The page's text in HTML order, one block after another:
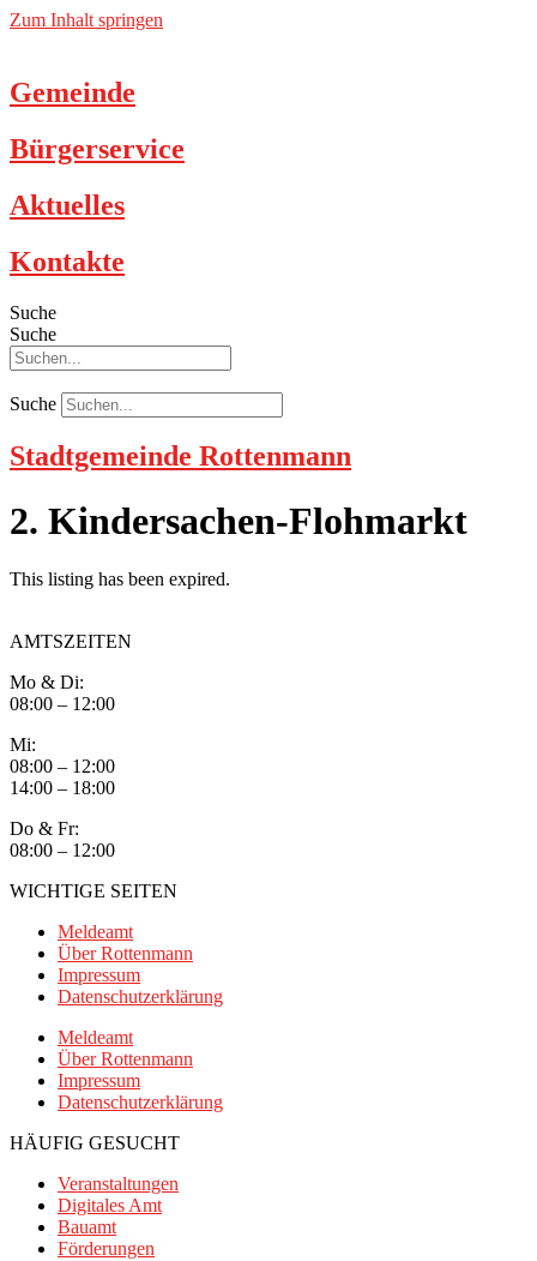
Zum Inhalt springen
Gemeinde
Bürgerservice
Aktuelles
Kontakte
Suche
Suche
Suche
Stadtgemeinde Rottenmann
2. Kindersachen-Flohmarkt
This listing has been expired.
AMTSZEITEN
Mo & Di:
08:00 – 12:00
Mi:
08:00 – 12:00
14:00 – 18:00
Do & Fr:
08:00 – 12:00
WICHTIGE SEITEN
Meldeamt
Über Rottenmann
Impressum
Datenschutzerklärung
Meldeamt
Über Rottenmann
Impressum
Datenschutzerklärung
HÄUFIG GESUCHT
Veranstaltungen
Digitales Amt
Bauamt
Förderungen